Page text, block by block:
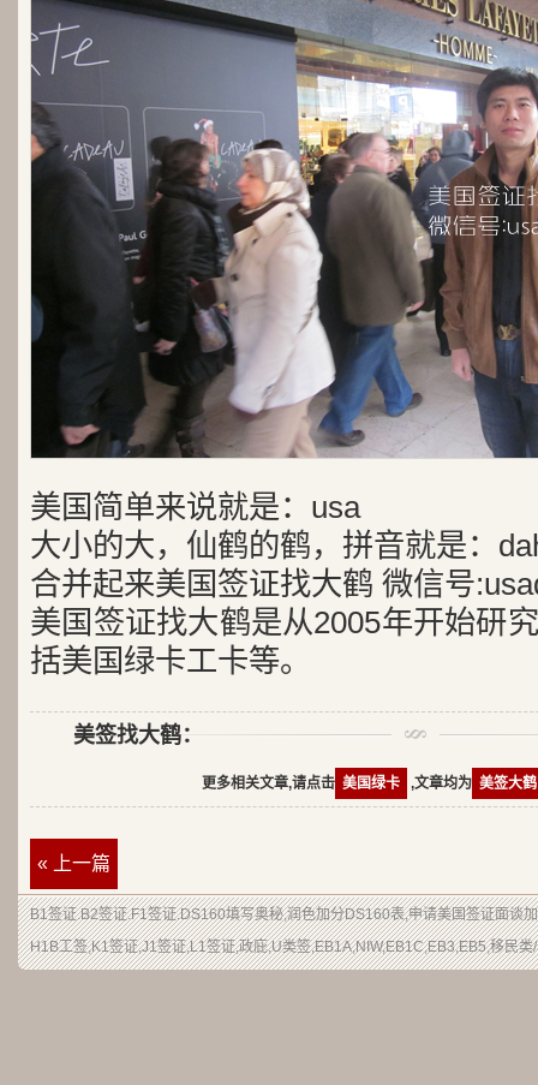
美国简单来说就是：usa
大小的大，仙鹤的鹤，拼音就是：
合并起来美国签证找大鹤 微信号
美国签证找大鹤是从2005年开始研
括美国绿卡工卡等。
美签找大鹤：
更多相关文章,请点击 美国绿卡 ,文章均为 美签大鹤
« 上一篇
B1签证.B2签证.F1签证.DS160填写奥秘,润色加分DS160表,申请美国签证面谈
H1B工签,K1签证,J1签证,L1签证,政庇,U类签,EB1A,NIW,EB1C,EB3,EB5,移民